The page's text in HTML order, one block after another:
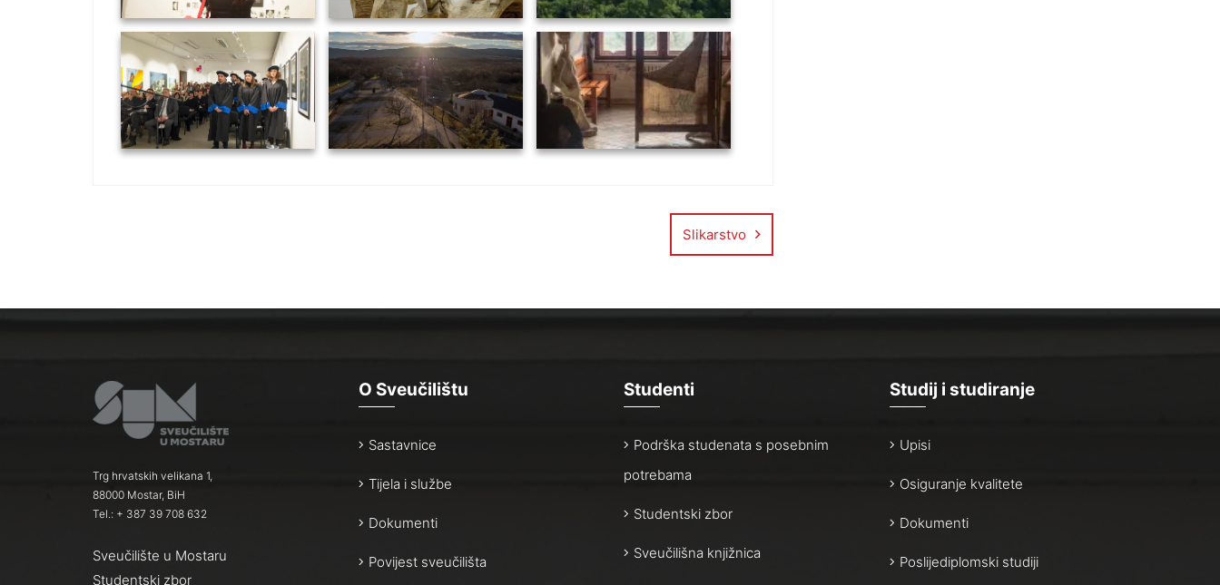
Slikarstvo
Trg hrvatskih velikana 1,
88000 Mostar, BiH
Tel.: + 387 39 708 632
Sveučilište u Mostaru
Studentski zbor
O Sveučilištu
Sastavnice
Tijela i službe
Dokumenti
Povijest sveučilišta
Studenti
Podrška studenata s posebnim
potrebama
Studentski zbor
Sveučilišna knjižnica
Studij i studiranje
Upisi
Osiguranje kvalitete
Dokumenti
Poslijediplomski studiji